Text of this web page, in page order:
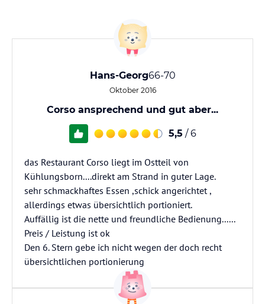
Hans-Georg66-70
Oktober 2016
Corso ansprechend und gut aber...
5,5 / 6
das Restaurant Corso liegt im Ostteil von
Kühlungsborn....direkt am Strand in guter Lage.
sehr schmackhaftes Essen ,schick angerichtet ,
allerdings etwas übersichtlich portioniert.
Auffällig ist die nette und freundliche Bedienung......
Preis / Leistung ist ok
Den 6. Stern gebe ich nicht wegen der doch recht
übersichtlichen portionierung